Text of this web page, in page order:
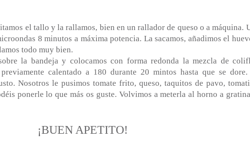
el tallo y la rallamos, bien en un rallador de queso o a máquina.
8 minutos a máxima potencia. La sacamos, añadimos el
todo muy bien.
la bandeja y colocamos con forma redonda la mezcla de
calentado a 180 durante 20 mintos hasta que se dore.
Nosotros le pusimos tomate frito, queso, taquitos de pavo,
ponerle lo que más os guste. Volvimos a meterla al horno a
¡BUEN APETITO!